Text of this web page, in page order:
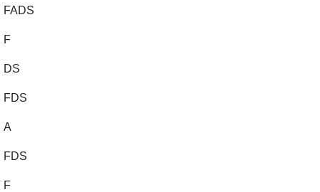
FADS
F
DS
FDS
A
FDS
F